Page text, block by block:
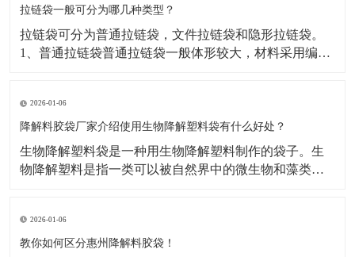
将刮板按置的硬度、高度、角度做适合的调整放置
拉链袋一般可分为哪几种类型？
​拉链袋可分为普通拉链袋，文件拉链袋和隐形拉链袋。
1、普通拉链袋普通拉链袋一般体形较大，材料采用编织
装，大型简易行李袋等​2、文件拉链袋文件拉链袋又叫滑
块拉链袋文件拉链袋可装载较多文件，笔类及小物品。
2026-01-06
降解料胶袋厂家介绍使用生物降解塑料袋有什么好处？
​生物降解塑料袋是一种用生物降解塑料制作的袋子。生
物降解塑料是指一类可以被自然界中的微生物和藻类降
料低，这意味着使用它们能够减少对环境和资源的负
担。2.它能有效保护环境，减少传统普通塑料袋无法分解
2026-01-06
教你如何区分惠州降解料胶袋！